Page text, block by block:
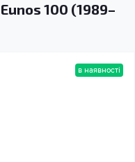
100 (1989–
в наявності